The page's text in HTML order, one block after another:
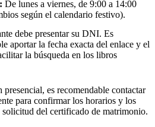
De lunes a viernes, de 9:00 a 14:00
según el calendario festivo).
debe presentar su DNI. Es
aportar la fecha exacta del enlace y el
la búsqueda en los libros
es recomendable contactar
para confirmar los horarios y los
solicitud del certificado de matrimonio.